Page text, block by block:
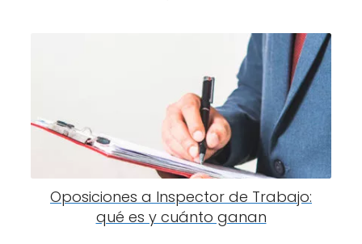
Oposiciones a Inspector de Trabajo:
qué es y cuánto ganan